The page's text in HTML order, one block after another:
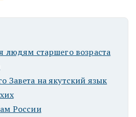
людям старшего возраста
Завета на якутский язык
России